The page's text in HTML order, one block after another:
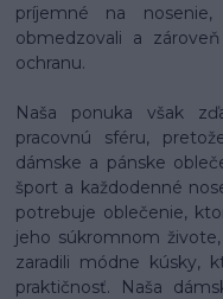
príjemné na
obmedzovali a
ochranu.
Naša ponuka však
pracovnú sféru,
dámske a pánske
šport a každodenné
potrebuje oblečenie,
jeho súkromnom
zaradili módne kúsky,
praktičnosť. Naša